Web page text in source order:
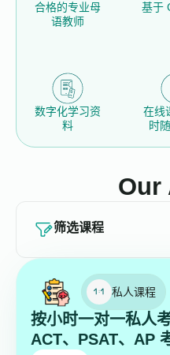
Our
合格的专业母
语教师
基于
数字化学习资
料
在线
时
筛选课程
私人课程
按小时一对一私人
ACT、PSAT、AP